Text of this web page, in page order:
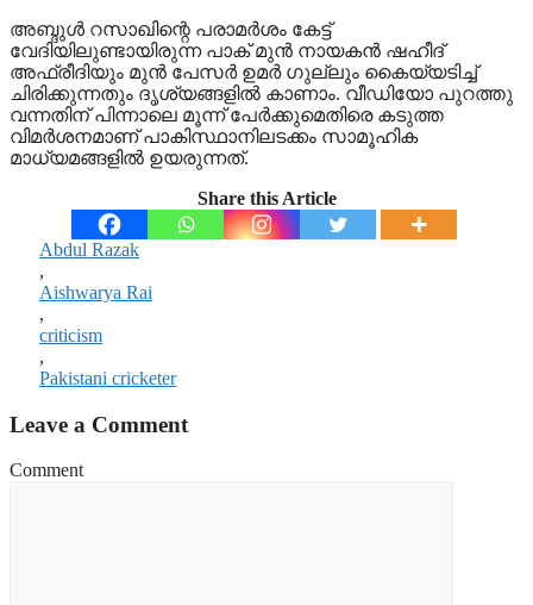
അബ്ദുള്‍ റസാഖിന്റെ പരാമര്‍ശം കേട്ട്
വേദിയിലുണ്ടായിരുന്ന പാക് മുന്‍ നായകന്‍ ഷഹീദ്
അഫ്രീദിയും മുന്‍ പേസര്‍ ഉമര്‍ ഗുല്ലും കൈയ്യടിച്ച്
ചിരിക്കുന്നതും ദൃശ്യങ്ങളില്‍ കാണാം. വീഡിയോ പുറത്തു
വന്നതിന് പിന്നാലെ മൂന്ന് പേര്‍ക്കുമെതിരെ കടുത്ത
വിമര്‍ശനമാണ് പാകിസ്ഥാനിലടക്കം സാമൂഹിക
മാധ്യമങ്ങളില്‍ ഉയരുന്നത്.
Share this Article
Abdul Razak
,
Aishwarya Rai
,
criticism
,
Pakistani cricketer
Leave a Comment
Comment